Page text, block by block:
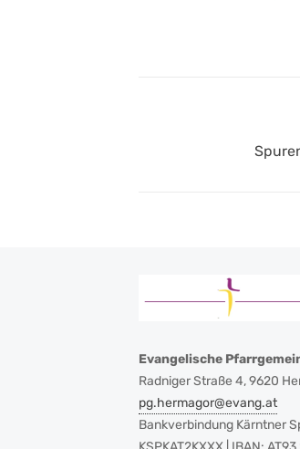
Evangelische
Radniger Straße 4, 9620
pg.hermagor@evang.at
Bankverbindung Kärntner